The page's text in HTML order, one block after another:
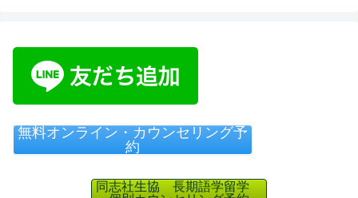
無料オンライン・カウンセリング予
約
同志社生協 長期語学留学